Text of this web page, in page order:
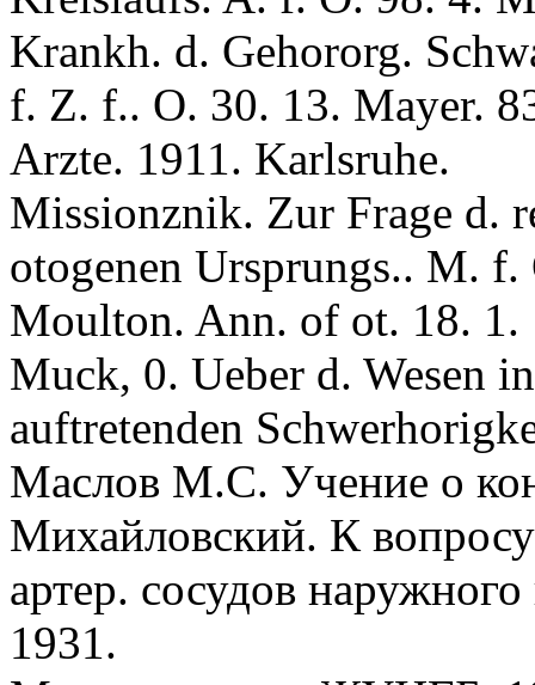
Krankh. d. Gehororg.
f. Z. f.. O. 30. 13. Mayer.
Arzte. 1911. Karlsruhe.
Missionznik. Zur Frage d.
otogenen Ursprungs.. M.
Mоultоn. Ann. of ot. 18. 1.
Muck, 0. Ueber d. Wesen
auftretenden
Mаслов М.С. Учение о
Михайловский. К
артер. сосудов
1931.